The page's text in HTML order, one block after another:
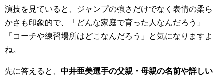
演技を見ていると、ジャンプの強さだけでなく表情の柔ら
かさも印象的で、「どんな家庭で育った人なんだろう」
「コーチや練習場所はどこなんだろう」と気になりますよ
ね。
先に答えると、 中井亜美選手の父親・母親の名前や詳しい